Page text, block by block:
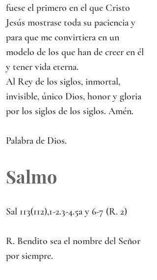
fuese el primero en el que Cristo
Jesús mostrase toda su paciencia y
para que me convirtiera en un
modelo de los que han de creer en él
y tener vida eterna.
Al Rey de los siglos, inmortal,
invisible, único Dios, honor y gloria
por los siglos de los siglos. Amén.
Palabra de Dios.
Salmo
Sal 113(112),1-2.3-4.5a y 6-7 (R. 2)
R. Bendito sea el nombre del Señor
por siempre.